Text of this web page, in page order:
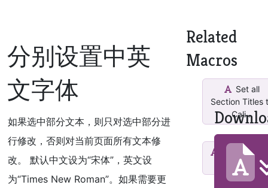
分别设置中英
文字体
如果选中部分文本，则只对选中部分进
行修改，否则对当前页面所有文本修
改。 默认中文设为“宋体”，英文设
为“Times New Roman”。如果需要更
Related
Macros
Set all
Section Titles
Cali...
Section
to Bruneii